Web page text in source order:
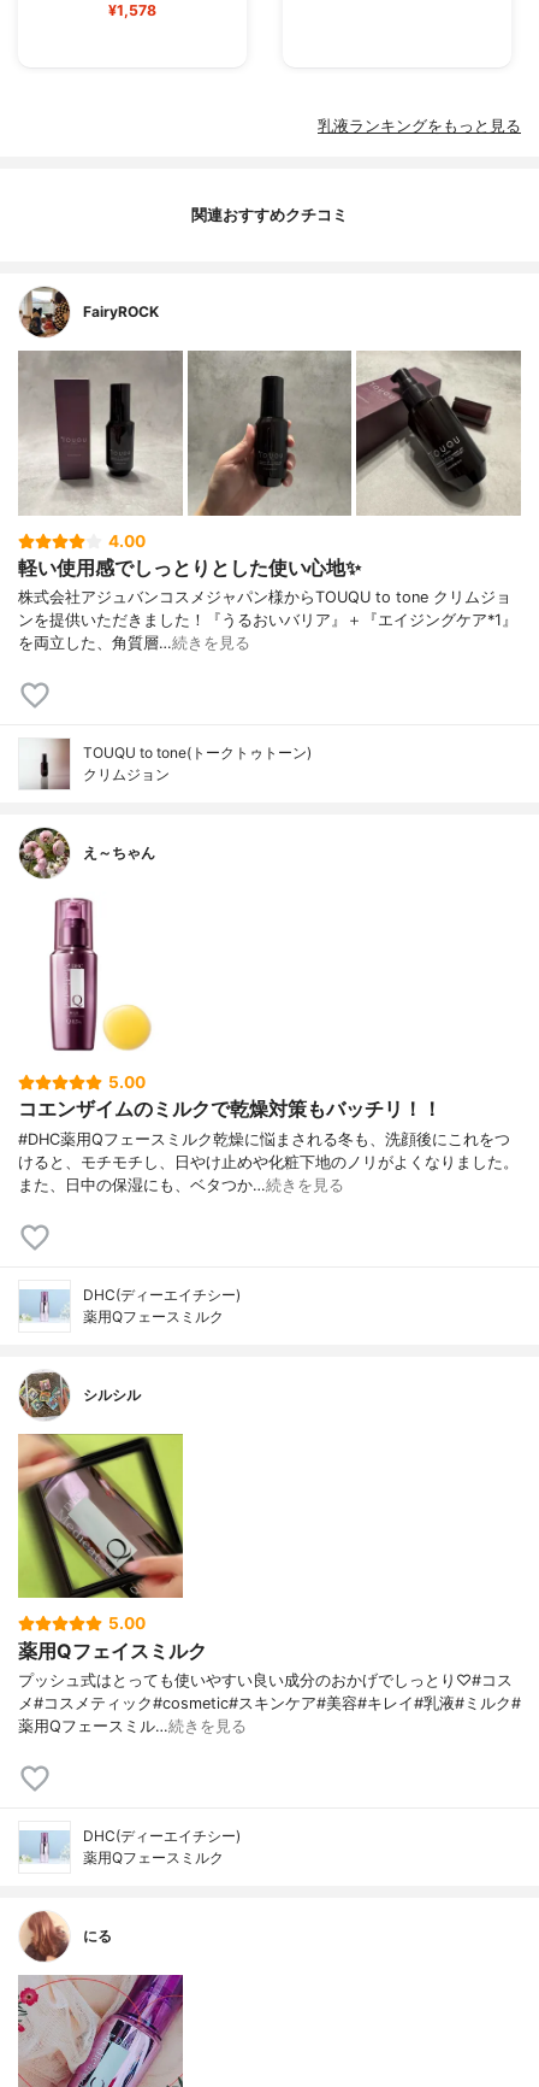
¥1,578
乳液ランキングをもっと見る
関連おすすめクチコミ
FairyROCK
4.00
軽い使用感でしっとりとした使い心地✨
株式会社アジュバンコスメジャパン様からTOUQU to tone クリムジョ
ンを提供いただきました！『うるおいバリア』＋『エイジングケア*1』
を両立した、角質層…続きを見る
TOUQU to tone(トークトゥトーン)
クリムジョン
え～ちゃん
5.00
コエンザイムのミルクで乾燥対策もバッチリ！！
#DHC薬用Qフェースミルク乾燥に悩まされる冬も、洗顔後にこれをつ
けると、モチモチし、日やけ止めや化粧下地のノリがよくなりました。
また、日中の保湿にも、ベタつか…続きを見る
DHC(ディーエイチシー)
薬用Qフェースミルク
シルシル
5.00
薬用Qフェイスミルク
プッシュ式はとっても使いやすい良い成分のおかげでしっとり♡#コス
メ#コスメティック#cosmetic#スキンケア#美容#キレイ#乳液#ミルク#
薬用Qフェースミル…続きを見る
DHC(ディーエイチシー)
薬用Qフェースミルク
にる